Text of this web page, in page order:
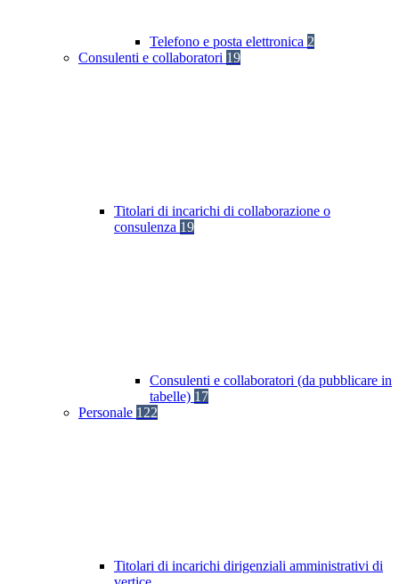
Telefono e posta elettronica 2
Consulenti e collaboratori 19
Titolari di incarichi di collaborazione o
consulenza 19
Consulenti e collaboratori (da pubblicare in
tabelle) 17
Personale 122
Titolari di incarichi dirigenziali amministrativi di